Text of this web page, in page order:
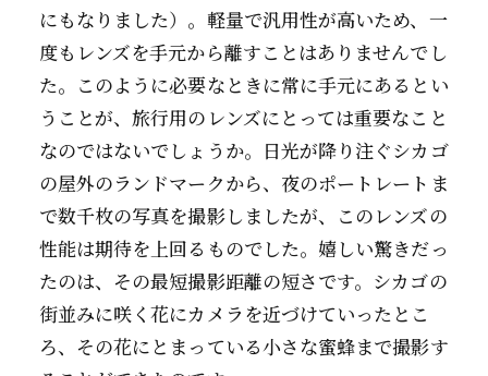
にもなりました）。軽量で汎用性が高いため、一
度もレンズを手元から離すことはありませんでし
た。このように必要なときに常に手元にあるとい
うことが、旅行用のレンズにとっては重要なこと
なのではないでしょうか。日光が降り注ぐシカゴ
の屋外のランドマークから、夜のポートレートま
で数千枚の写真を撮影しましたが、このレンズの
性能は期待を上回るものでした。嬉しい驚きだっ
たのは、その最短撮影距離の短さです。シカゴの
街並みに咲く花にカメラを近づけていったとこ
ろ、その花にとまっている小さな蜜蜂まで撮影す